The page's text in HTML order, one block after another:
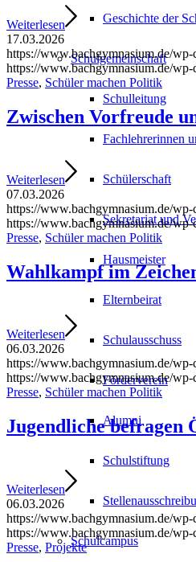
Geschichte der
Schulgemeinschaft
Schulleitung
Fachlehrerinnen
Schülerschaft
Sekretariat und
Hausmeister
Elternbeirat
Schulausschuss
Förderverein
Alumni
Schulstiftung
Schulcampus
Weiterlesen
17.03.2026
https://www.bachgymnasium.de/
https://www.bachgymnasium.de/
Presse, Schüler machen Politik
Zwischen Vorfreude
Weiterlesen
07.03.2026
https://www.bachgymnasium.de/
https://www.bachgymnasium.de/
Presse, Schüler machen Politik
Wahlkampf im
Weiterlesen
06.03.2026
https://www.bachgymnasium.de/
https://www.bachgymnasium.de/
Presse, Schüler machen Politik
Jugendliche befragen
Weiterlesen
06.03.2026
https://www.bachgymnasium.de/
https://www.bachgymnasium.de/
Presse, Projekte